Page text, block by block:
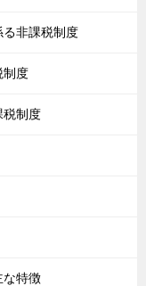
非課税制度
制度
税制度
な特徴